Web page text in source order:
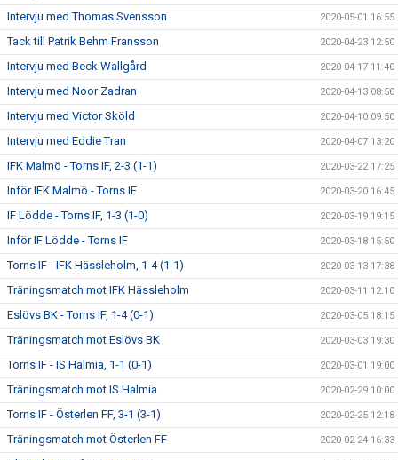
Intervju med Thomas Svensson 2020-05-01 16:55
Tack till Patrik Behm Fransson 2020-04-23 12:50
Intervju med Beck Wallgård 2020-04-17 11:40
Intervju med Noor Zadran 2020-04-13 08:50
Intervju med Victor Sköld 2020-04-10 09:50
Intervju med Eddie Tran 2020-04-07 13:20
IFK Malmö - Torns IF, 2-3 (1-1) 2020-03-22 17:25
Inför IFK Malmö - Torns IF 2020-03-20 16:45
IF Lödde - Torns IF, 1-3 (1-0) 2020-03-19 19:15
Inför IF Lödde - Torns IF 2020-03-18 15:50
Torns IF - IFK Hässleholm, 1-4 (1-1) 2020-03-13 17:38
Träningsmatch mot IFK Hässleholm 2020-03-11 12:10
Eslövs BK - Torns IF, 1-4 (0-1) 2020-03-05 18:15
Träningsmatch mot Eslövs BK 2020-03-03 19:30
Torns IF - IS Halmia, 1-1 (0-1) 2020-03-01 19:00
Träningsmatch mot IS Halmia 2020-02-29 10:00
Torns IF - Österlen FF, 3-1 (3-1) 2020-02-25 12:18
Träningsmatch mot Österlen FF 2020-02-24 16:33